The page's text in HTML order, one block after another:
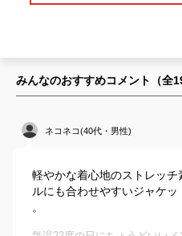
みんなのおすすめコメント（全
ネコネコ(40代・男性)
軽やかな着心地のストレッ
ルにも合わせやすいジャケ
。